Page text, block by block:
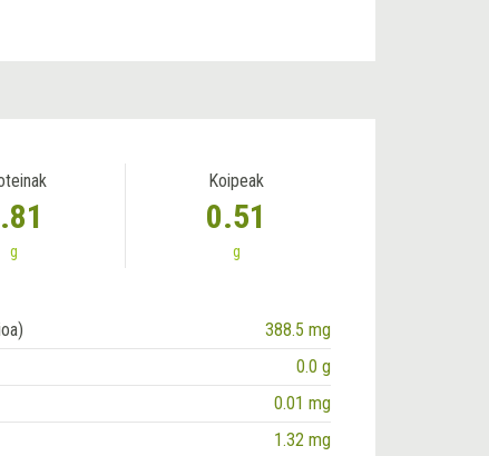
g
Koipeak
0.51
g
388.5 mg
0.0 g
0.01 mg
1.32 mg